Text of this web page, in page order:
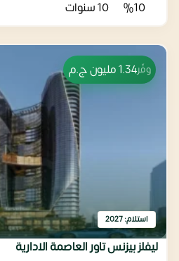
%10 10 سنوات
وفّر1.34 مليون ج.م
استلام: 2027
ليفلز بيزنس تاور العاصمة الادارية